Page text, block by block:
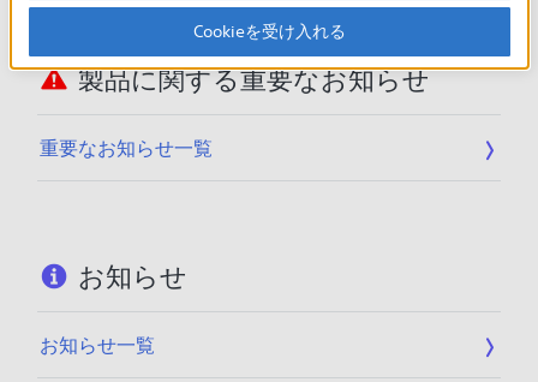
ルメディア利用規約をご確認ください。
製品に関する重要なお知らせ
重要なお知らせ一覧
お知らせ
お知らせ一覧
Cookieを受け入れる